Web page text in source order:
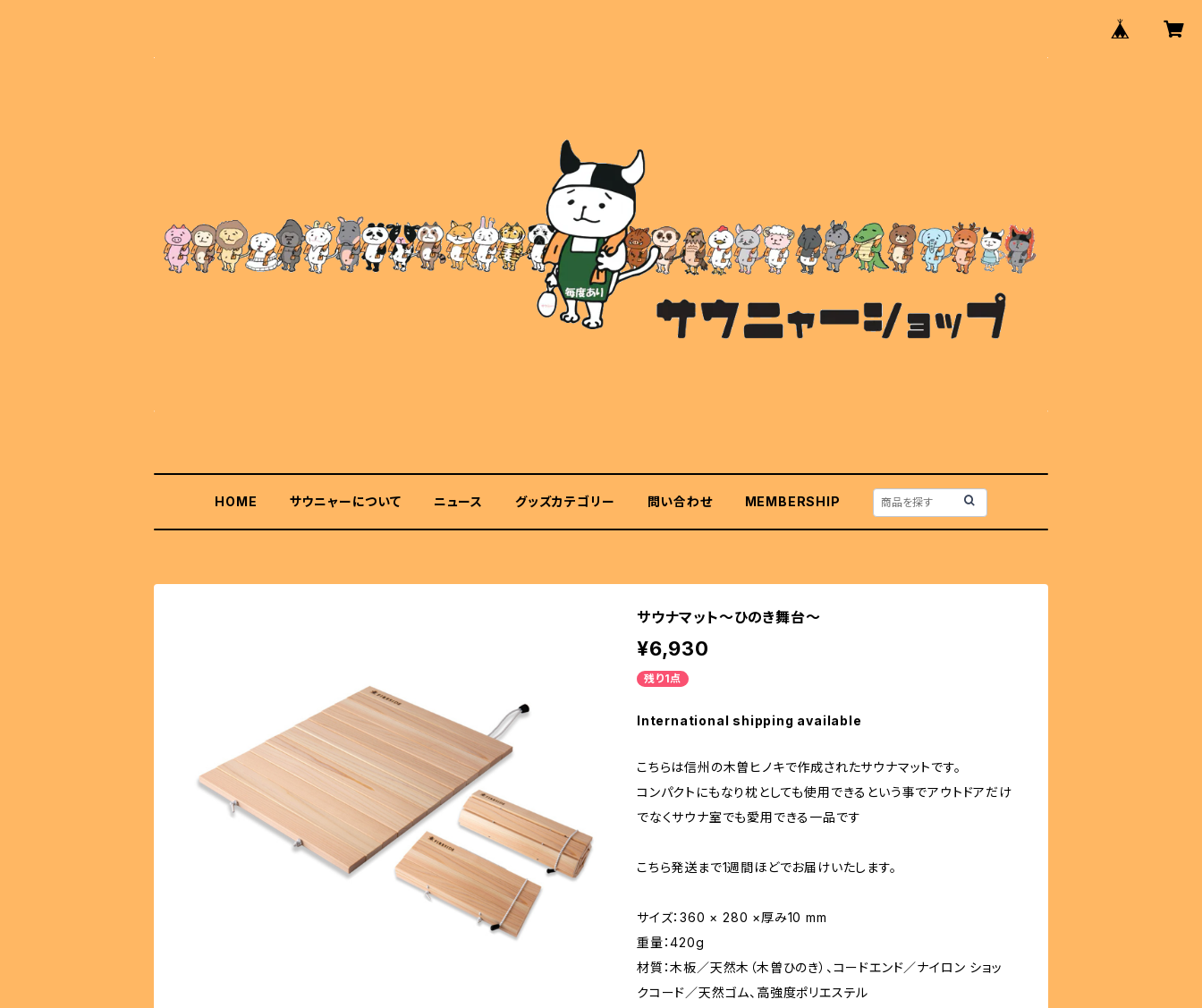
HOME サウニャーについて ニュース グッズカテゴリー 問い合わせ MEMBERSHIP
サウナマット～ひのき舞台～
¥6,930
残り1点
International shipping available
こちらは信州の木曽ヒノキで作成されたサウナマットです。
コンパクトにもなり枕としても使用できるという事でアウトドアだけ
でなくサウナ室でも愛用できる一品です
こちら発送まで1週間ほどでお届けいたします。
サイズ：360 × 280 ×厚み10 mm
重量：420g
材質：木板／天然木（木曽ひのき）、コードエンド／ナイロン ショッ
クコード／天然ゴム、高強度ポリエステル